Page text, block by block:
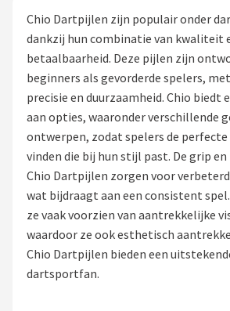
Dartspelers
Uitgooilijst
Dartshop
POPULAIRE MERKEN
Target
Winmau
Chio Dartpijlen zijn populair onder
dankzij hun combinatie van kwaliteit
betaalbaarheid. Deze pijlen zijn
beginners als gevorderde spelers,
precisie en duurzaamheid. Chio biedt
aan opties, waaronder verschillende
ontwerpen, zodat spelers de perfecte
vinden die bij hun stijl past. De grip en
Chio Dartpijlen zorgen voor
wat bijdraagt aan een consistent
ze vaak voorzien van aantrekkelijke
waardoor ze ook esthetisch
Chio Dartpijlen bieden een
dartsportfan.